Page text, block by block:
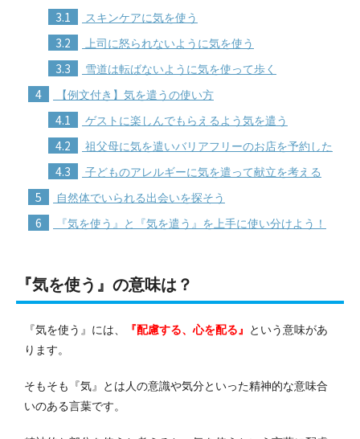
3.1 スキンケアに気を使う
3.2 上司に怒られないように気を使う
3.3 雪道は転ばないように気を使って歩く
4 【例文付き】気を遣うの使い方
4.1 ゲストに楽しんでもらえるよう気を遣う
4.2 祖父母に気を遣いバリアフリーのお店を予約した
4.3 子どものアレルギーに気を遣って献立を考える
5 自然体でいられる出会いを探そう
6 『気を使う』と『気を遣う』を上手に使い分けよう！
『気を使う』の意味は？
『気を使う』には、 『配慮する、心を配る』
という意味があ
ります。
そもそも『気』とは人の意識や気分といった精神的な意味合
いのある言葉です。